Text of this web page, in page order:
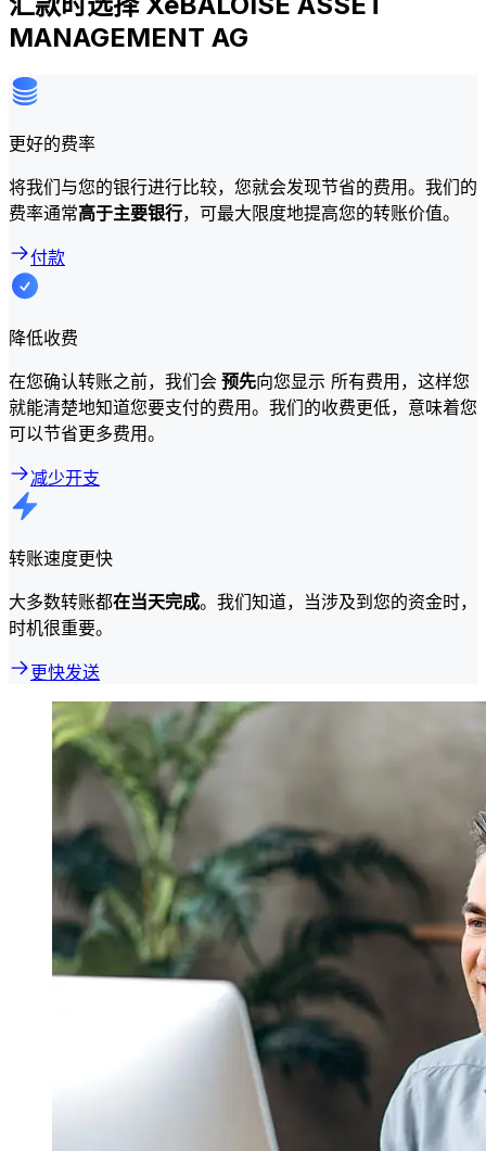
MANAGEMENT AG
更好的费率
将我们与您的银行进行比较，您就会发现节省的费用。我们的
费率通常高于主要银行，可最大限度地提高您的转账价值。
付款
降低收费
在您确认转账之前，我们会 预先向您显示 所有费用，这样您
就能清楚地知道您要支付的费用。我们的收费更低，意味着您
可以节省更多费用。
减少开支
转账速度更快
大多数转账都在当天完成。我们知道，当涉及到您的资金时，
时机很重要。
更快发送